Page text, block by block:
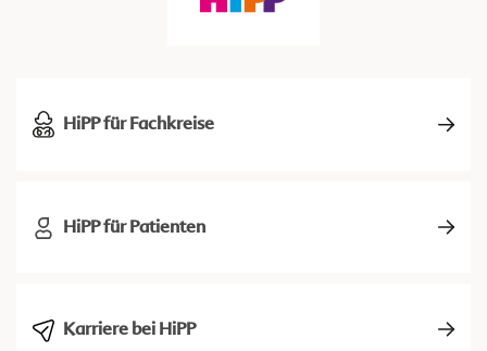
HiPP für Fachkreise
HiPP für Patienten
Karriere bei HiPP